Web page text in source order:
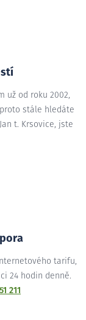
už od roku 2002,
stále hledáte
t. Krsovice, jste
tarifu,
24 hodin denně.
211